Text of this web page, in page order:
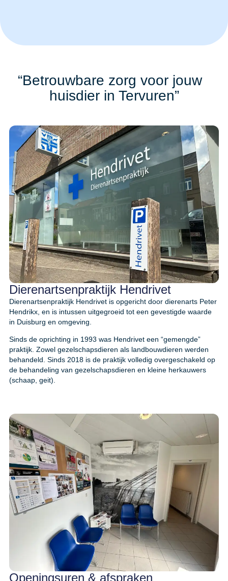
“Betrouwbare zorg voor jouw
huisdier in Tervuren”
Dierenartsenpraktijk Hendrivet
Dierenartsenpraktijk Hendrivet is opgericht door dierenarts Peter
Hendrikx, en is intussen uitgegroeid tot een gevestigde waarde
in Duisburg en omgeving.
Sinds de oprichting in 1993 was Hendrivet een “gemengde”
praktijk. Zowel gezelschapsdieren als landbouwdieren werden
behandeld. Sinds 2018 is de praktijk volledig overgeschakeld op
de behandeling van gezelschapsdieren en kleine herkauwers
(schaap, geit).
Openingsuren & afspraken